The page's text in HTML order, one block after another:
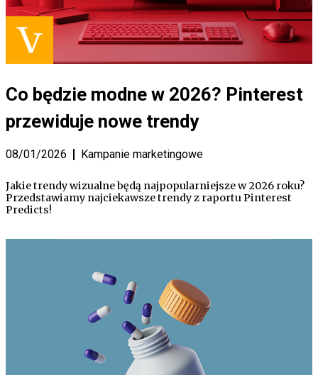
Co będzie modne w 2026? Pinterest
przewiduje nowe trendy
08/01/2026 Kampanie marketingowe
Jakie trendy wizualne będą najpopularniejsze w 2026 roku?
Przedstawiamy najciekawsze trendy z raportu Pinterest
Predicts!